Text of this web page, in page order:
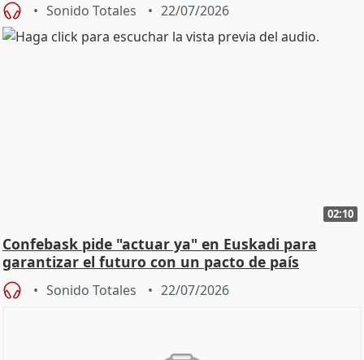
Sonido Totales 22/07/2026
02:10
Confebask pide "actuar ya" en Euskadi para
garantizar el futuro con un pacto de país
Sonido Totales 22/07/2026